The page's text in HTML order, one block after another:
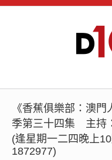
《香蕉俱樂部：澳
季第三十四集 主持
(逢星期一二四晚上
1872977)